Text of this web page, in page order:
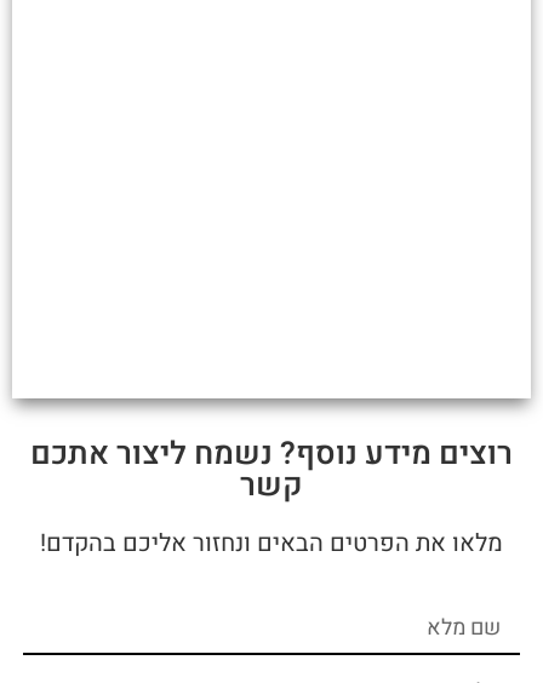
רוצים מידע נוסף? נשמח ליצור אתכם
קשר
מלאו את הפרטים הבאים ונחזור אליכם בהקדם!